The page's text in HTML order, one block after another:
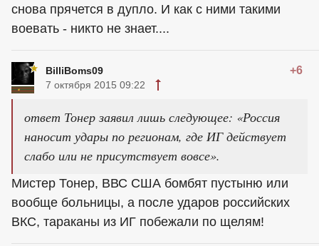
снова прячется в дупло. И как с ними такими
воевать - никто не знает....
BilliBoms09 +6
7 октября 2015 09:22
ответ Тонер заявил лишь следующее: «Россия
наносит удары по регионам, где ИГ действует
слабо или не присутствует вовсе».
Мистер Тонер, ВВС США бомбят пустыню или
вообще больницы, а после ударов российских
ВКС, тараканы из ИГ побежали по щелям!